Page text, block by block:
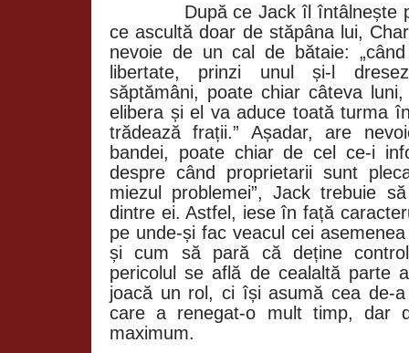
După ce Jack îl întâlnește
ce ascultă doar de stăpâna lui,
nevoie de un cal de bătaie:
libertate, prinzi unul și-l
săptămâni, poate chiar câteva
elibera și el va aduce toată turma
trădează frații.” Așadar, are
bandei, poate chiar de cel ce-i
despre când proprietarii sunt
miezul problemei”, Jack trebuie
dintre ei. Astfel, iese în față
pe unde-și fac veacul cei
și cum să pară că deține
pericolul se află de cealaltă parte
joacă un rol, ci își asumă cea de-
care a renegat-o mult timp, dar
maximum.